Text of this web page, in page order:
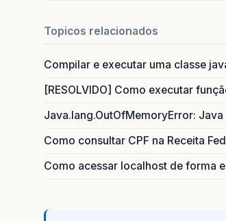
Topicos relacionados
Compilar e executar uma classe
[RESOLVIDO] Como executar
Java.lang.OutOfMemoryError:
Como consultar CPF na Receita
Como acessar localhost de forma